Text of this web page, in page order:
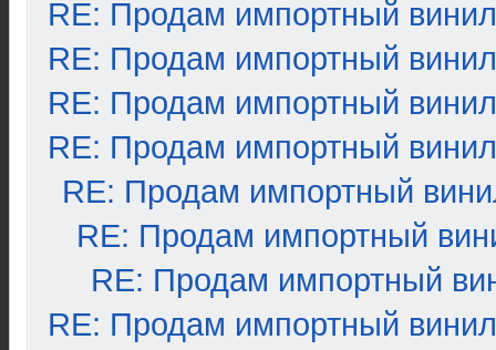
RE: Продам импортный винил
RE: Продам импортный винил
RE: Продам импортный винил
RE: Продам импортный винил
RE: Продам импортный
RE: Продам импортный
RE: Продам импортный
RE: Продам импортный винил